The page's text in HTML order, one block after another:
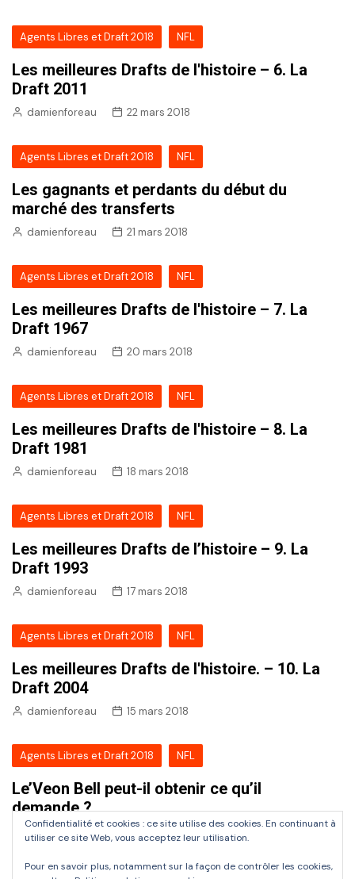
Agents Libres et Draft 2018 NFL
Les meilleures Drafts de l'histoire – 6. La
Draft 2011
damienforeau 22 mars 2018
Agents Libres et Draft 2018 NFL
Les gagnants et perdants du début du
marché des transferts
damienforeau 21 mars 2018
Agents Libres et Draft 2018 NFL
Les meilleures Drafts de l'histoire – 7. La
Draft 1967
damienforeau 20 mars 2018
Agents Libres et Draft 2018 NFL
Les meilleures Drafts de l'histoire – 8. La
Draft 1981
damienforeau 18 mars 2018
Agents Libres et Draft 2018 NFL
Les meilleures Drafts de l’histoire – 9. La
Draft 1993
damienforeau 17 mars 2018
Agents Libres et Draft 2018 NFL
Les meilleures Drafts de l'histoire. – 10. La
Draft 2004
damienforeau 15 mars 2018
Agents Libres et Draft 2018 NFL
Le’Veon Bell peut-il obtenir ce qu’il
demande ?
damienforeau 6 mars 2018
Confidentialité et cookies : ce site utilise des cookies. En continuant à
utiliser ce site Web, vous acceptez leur utilisation.
Pour en savoir plus, notamment sur la façon de contrôler les cookies,